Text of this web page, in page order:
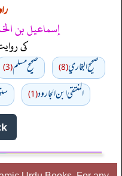
إسماعيل بن
کی
صحيح البخاري(8) صحيح مسلم(3)
المنتقى ابن الجارود(1)
⬅️